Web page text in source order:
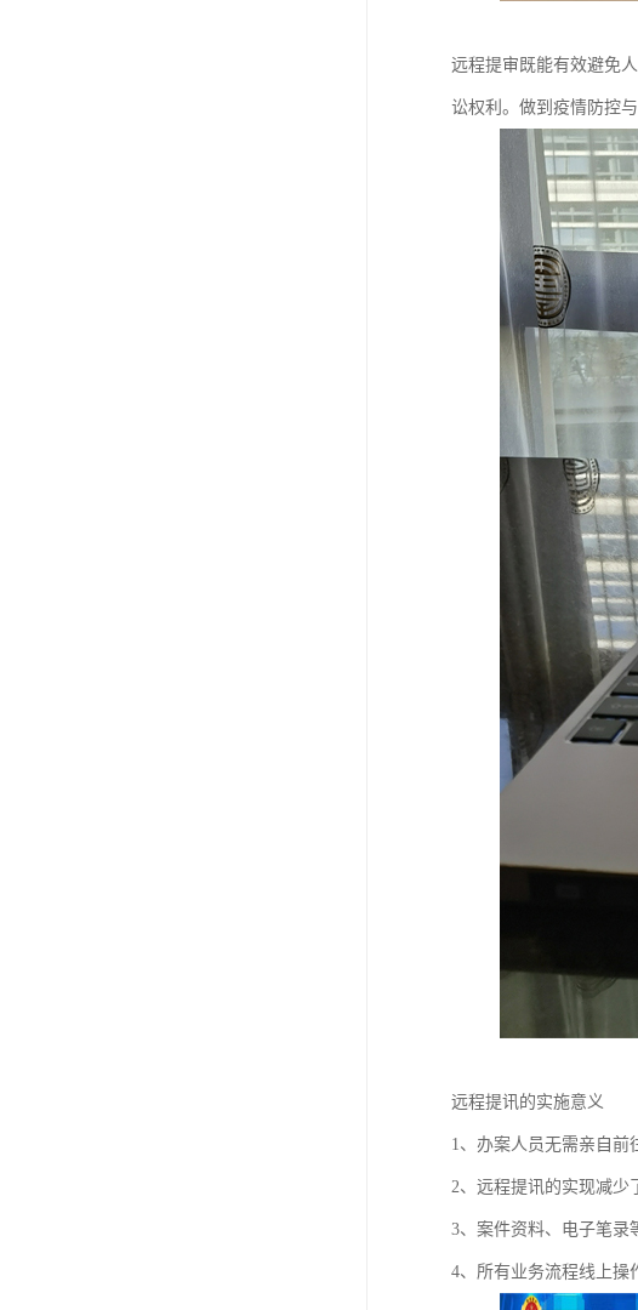
远程提审既能有效避免
讼权利。做到疫情防控
远程提讯的实施意义
1、办案人员无需亲自前
2、远程提讯的实现减少
3、案件资料、电子笔录
4、所有业务流程线上操